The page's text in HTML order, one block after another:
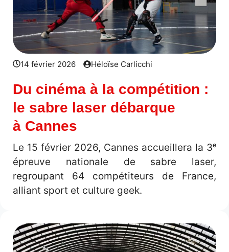
14 février 2026 Héloïse Carlicchi
Du cinéma à la compétition :
le sabre laser débarque
à Cannes
Le 15 février 2026, Cannes accueillera la 3ᵉ
épreuve nationale de sabre laser,
regroupant 64 compétiteurs de France,
alliant sport et culture geek.